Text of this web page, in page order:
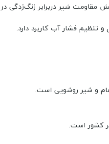
شیر دربرابر زنگ‌زدگی
تنظیم فشار آب کاربرد دارد.
و شیر روشویی است.
کشور است.